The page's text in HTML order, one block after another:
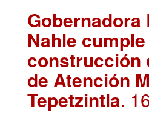
Gobernadora
Nahle
construcción
de Atención
Tepetzintla.